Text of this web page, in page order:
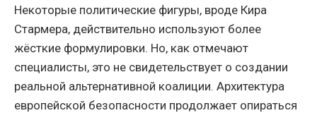
Некоторые политические фигуры, вроде Кира
Стармера, действительно используют более
жёсткие формулировки. Но, как отмечают
специалисты, это не свидетельствует о создании
реальной альтернативной коалиции. Архитектура
европейской безопасности продолжает опираться